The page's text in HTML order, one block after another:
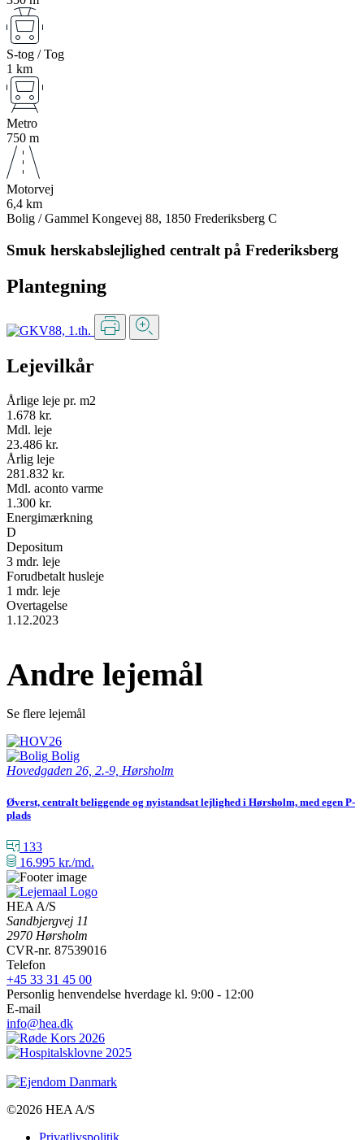
S-tog / Tog
1 km
Metro
750 m
Motorvej
6,4 km
Bolig / Gammel Kongevej 88, 1850 Frederiksberg C
Smuk herskabslejlighed centralt på Frederiksberg
Plantegning
Lejevilkår
Årlige leje pr. m2
1.678 kr.
Mdl. leje
23.486 kr.
Årlig leje
281.832 kr.
Mdl. aconto varme
1.300 kr.
Energimærkning
D
Depositum
3 mdr. leje
Forudbetalt husleje
1 mdr. leje
Overtagelse
1.12.2023
Andre lejemål
Se flere lejemål
Bolig
Hovedgaden 26, 2.-9, Hørsholm
Øverst, centralt beliggende og nyistandsat lejlighed i Hørsholm, med egen P-
plads
133
16.995 kr./md.
HEA A/S
Sandbjergvej 11
2970 Hørsholm
CVR-nr. 87539016
Telefon
+45 33 31 45 00
Personlig henvendelse hverdage kl. 9:00 - 12:00
E-mail
info@hea.dk
©2026 HEA A/S
Privatlivspolitik